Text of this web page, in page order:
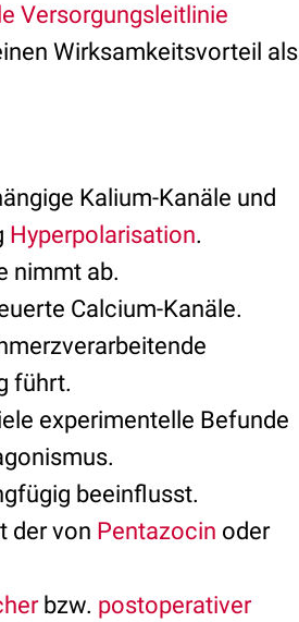
Versorgungsleitlinie
Wirksamkeitsvorteil als
Kalium-Kanäle und
Hyperpolarisation.
nimmt ab.
Calcium-Kanäle.
führt.
experimentelle Befunde
beeinflusst.
der von Pentazocin oder
bzw. postoperativer